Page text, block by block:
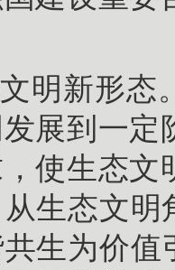
明新形态
展到一
使生态
生态文明
生为价